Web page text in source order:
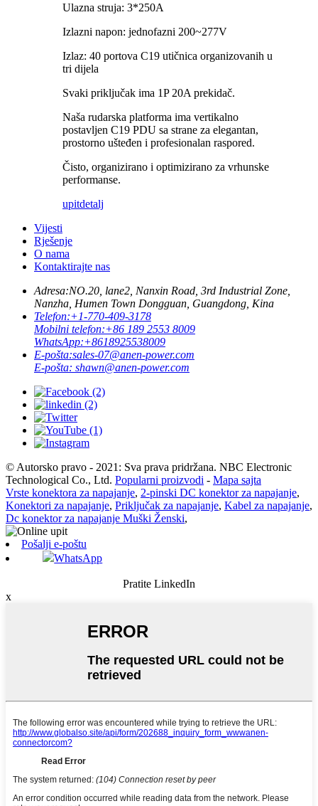
Ulazna struja: 3*250A
Izlazni napon: jednofazni 200~277V
Izlaz: 40 portova C19 utičnica organizovanih u
tri dijela
Svaki priključak ima 1P 20A prekidač.
Naša rudarska platforma ima vertikalno
postavljen C19 PDU sa strane za elegantan,
prostorno ušteđen i profesionalan raspored.
Čisto, organizirano i optimizirano za vrhunske
performanse.
upitdetalj
Vijesti
Rješenje
O nama
Kontaktirajte nas
Adresa:NO.20, lane2, Nanxin Road, 3rd Industrial Zone,
Nanzha, Humen Town Dongguan, Guangdong, Kina
Telefon:+1-770-409-3178
Mobilni telefon:+86 189 2553 8009
WhatsApp:+8618925538009
E-pošta:sales-07@anen-power.com
E-pošta: shawn@anen-power.com
© Autorsko pravo - 2021: Sva prava pridržana. NBC Electronic
Technological Co., Ltd. Popularni proizvodi - Mapa sajta
Vrste konektora za napajanje, 2-pinski DC konektor za napajanje,
Konektori za napajanje, Priključak za napajanje, Kabel za napajanje,
Dc konektor za napajanje Muški Ženski,
Pošalji e-poštu
WhatsApp
Pratite LinkedIn
x